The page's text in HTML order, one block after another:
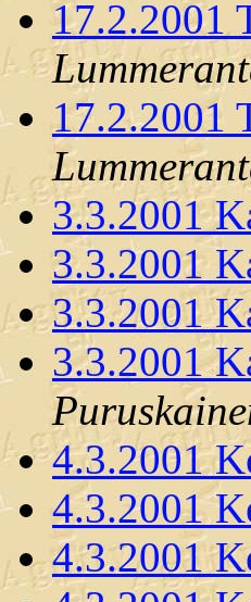
17.2.2001
17.2.2001
3.3.2001
3.3.2001
3.3.2001
3.3.2001
4.3.2001
4.3.2001
4.3.2001